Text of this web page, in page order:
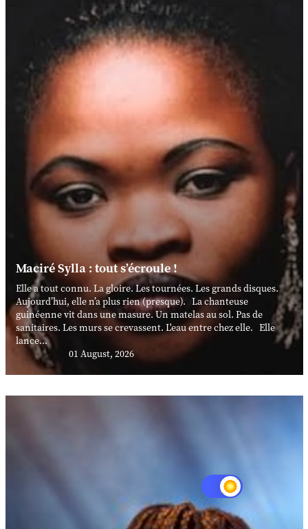
Maciré Sylla : tout s’écroule !
Elle a tout connu. La gloire. Les tournées. Les grands disques.
Aujourd’hui, elle n’a plus rien (presque). La chanteuse
guinéenne vit dans une masure. Un matelas au sol. Pas de
sanitaires. Les murs se crevassent. L'eau entre chez elle. Elle
lance...
01 August, 2026